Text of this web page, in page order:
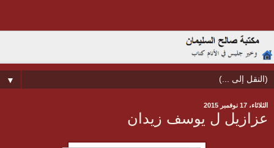
▼
الثلاثاء، 17 نوفمبر 2015
عزازيل ل يوسف زيدان